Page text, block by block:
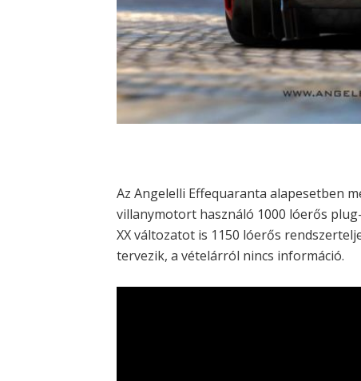
Az Angelelli Effequaranta alapesetben
villanymotort használó 1000 lóerős
XX változatot is 1150 lóerős
tervezik, a vételárról nincs információ.